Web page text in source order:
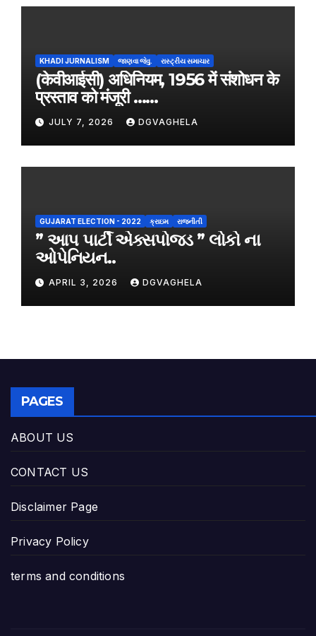
KHADI JURNALISM જાણવા જેવુ. રાસ્ટ્રીય સમાચાર
(केवीआईसी) अधिनियम, 1956 में संशोधन के
प्रस्ताव को मंजूरी ……
JULY 7, 2026 DGVAGHELA
GUJARAT ELECTION - 2022 ક્રાઇમ રાજનીતી
” આપ પાર્ટી એક્સપોજડ ” લોકો ના
ઓપેનિયન..
APRIL 3, 2026 DGVAGHELA
PAGES
ABOUT US
CONTACT US
Disclaimer Page
Privacy Policy
terms and conditions